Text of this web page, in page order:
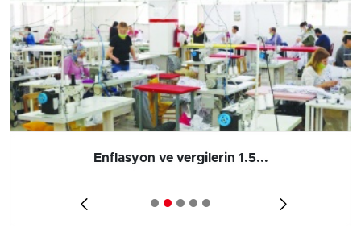
Barış yatırımı, üretimi ve...